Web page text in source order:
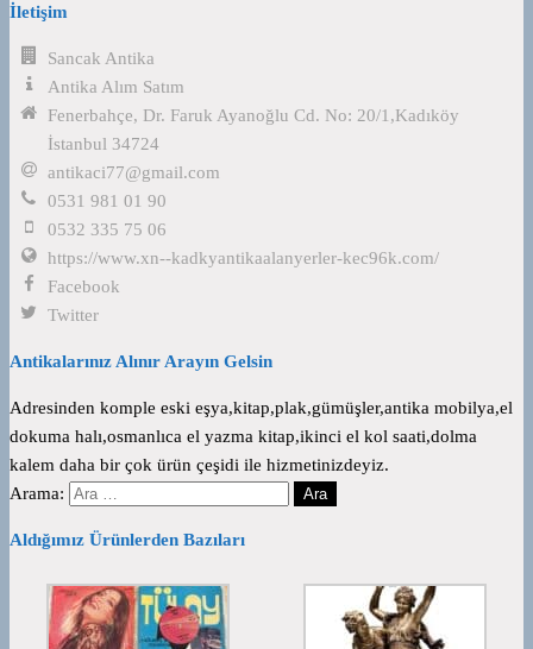
İletişim
Sancak Antika
Antika Alım Satım
Fenerbahçe, Dr. Faruk Ayanoğlu Cd. No: 20/1,Kadıköy
İstanbul 34724
antikaci77@gmail.com
0531 981 01 90
0532 335 75 06
https://www.xn--kadkyantikaalanyerler-kec96k.com/
Facebook
Twitter
Antikalarınız Alınır Arayın Gelsin
Adresinden komple eski eşya,kitap,plak,gümüşler,antika mobilya,el
dokuma halı,osmanlıca el yazma kitap,ikinci el kol saati,dolma
kalem daha bir çok ürün çeşidi ile hizmetinizdeyiz.
Arama:
Aldığımız Ürünlerden Bazıları